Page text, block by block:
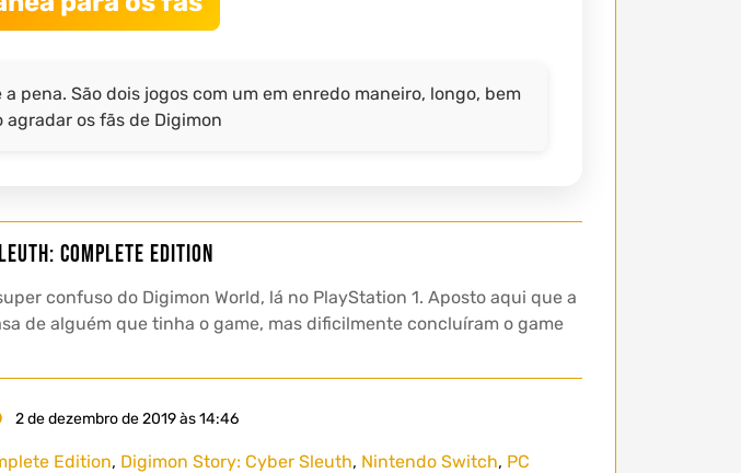
pena. São dois jogos com um em enredo maneiro, longo, bem
os fãs de Digimon
Complete Edition
confuso do Digimon World, lá no PlayStation 1. Aposto aqui que a
de alguém que tinha o game, mas dificilmente concluíram o game
2 de dezembro de 2019 às 14:46
Edition, Digimon Story: Cyber Sleuth, Nintendo Switch, PC